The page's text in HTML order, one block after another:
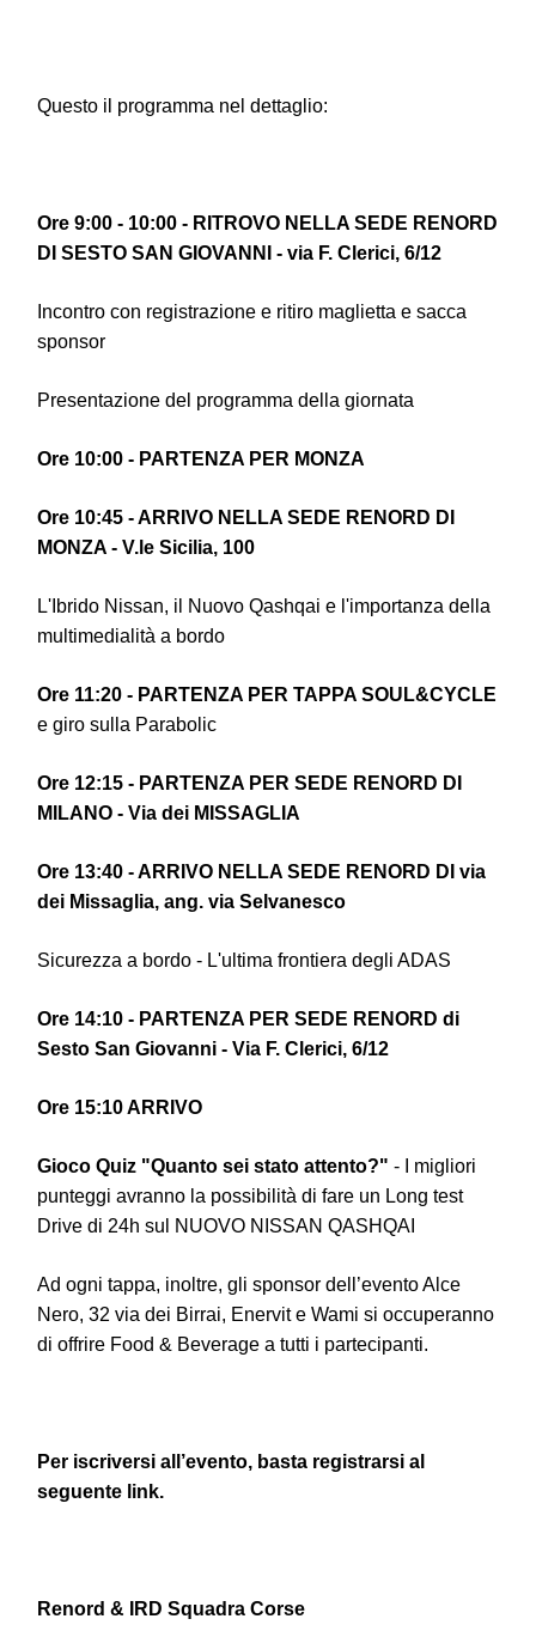
Questo il programma nel dettaglio:
Ore 9:00 - 10:00 - RITROVO NELLA SEDE RENORD
DI SESTO SAN GIOVANNI - via F. Clerici, 6/12
Incontro con registrazione e ritiro maglietta e sacca
sponsor
Presentazione del programma della giornata
Ore 10:00 - PARTENZA PER MONZA
Ore 10:45 - ARRIVO NELLA SEDE RENORD DI
MONZA - V.le Sicilia, 100
L'Ibrido Nissan, il Nuovo Qashqai e l'importanza della
multimedialità a bordo
Ore 11:20 - PARTENZA PER TAPPA SOUL&CYCLE
e giro sulla Parabolic
Ore 12:15 - PARTENZA PER SEDE RENORD DI
MILANO - Via dei MISSAGLIA
Ore 13:40 - ARRIVO NELLA SEDE RENORD DI via
dei Missaglia, ang. via Selvanesco
Sicurezza a bordo - L'ultima frontiera degli ADAS
Ore 14:10 - PARTENZA PER SEDE RENORD di
Sesto San Giovanni - Via F. Clerici, 6/12
Ore 15:10 ARRIVO
Gioco Quiz "Quanto sei stato attento?" - I migliori
punteggi avranno la possibilità di fare un Long test
Drive di 24h sul NUOVO NISSAN QASHQAI
Ad ogni tappa, inoltre, gli sponsor dell’evento Alce
Nero, 32 via dei Birrai, Enervit e Wami si occuperanno
di offrire Food & Beverage a tutti i partecipanti.
Per iscriversi all’evento, basta registrarsi al
seguente link.
Renord & IRD Squadra Corse